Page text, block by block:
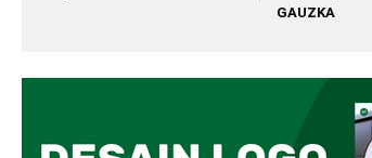
GAUZKA